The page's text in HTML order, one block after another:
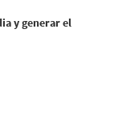
y generar el